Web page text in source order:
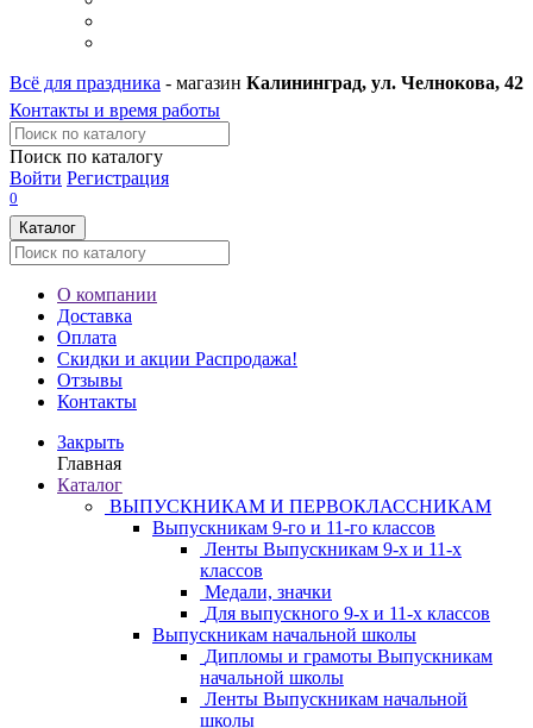
Всё для праздника - магазин Калининград, ул. Челнокова, 42
Контакты и время работы
Поиск по каталогу
Войти Регистрация
0
Каталог
О компании
Доставка
Оплата
Скидки и акции Распродажа!
Отзывы
Контакты
Закрыть
Главная
Каталог
ВЫПУСКНИКАМ И ПЕРВОКЛАССНИКАМ
Выпускникам 9-го и 11-го классов
Ленты Выпускникам 9-х и 11-х
классов
Медали, значки
Для выпускного 9-х и 11-х классов
Выпускникам начальной школы
Дипломы и грамоты Выпускникам
начальной школы
Ленты Выпускникам начальной
школы